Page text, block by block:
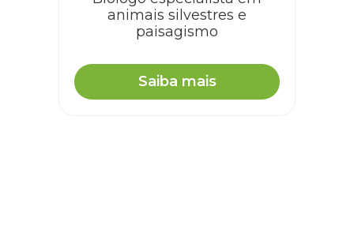
animais silvestres e
paisagismo
Saiba mais